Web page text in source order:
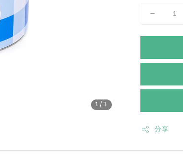
1/3
分享